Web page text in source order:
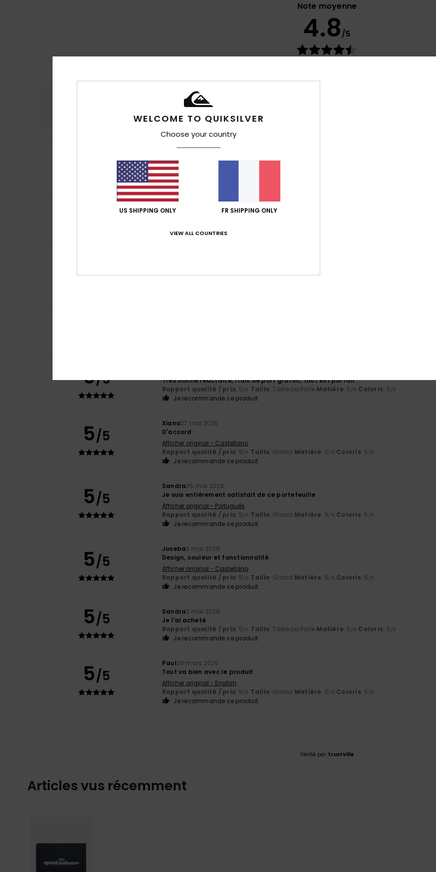
Note moyenne
4.8/5
Rapport qualité / prix
Super produit
Rapport qualité / prix
Je recommande ce produit
Olivier
5
Afficher original - Italiano
5/5
Très bonne réactivité, frais de port gratuit, tout est parfait
Rapport qualité / prix: 5 /5 Taille: Taille parfaite Matière: 5 /5 Coloris: 5 /5
Je recommande ce produit
5/5
Xiana27 mai 2026
D'accord
Afficher original - Castellano
Rapport qualité / prix: 5 /5 Taille: Grand Matière: 5 /5 Coloris: 5 /5
Je recommande ce produit
5/5
Sandra26 mai 2026
Je suis entièrement satisfait de ce portefeuille
Afficher original - Português
Rapport qualité / prix: 5 /5 Taille: Grand Matière: 5 /5 Coloris: 5 /5
Je recommande ce produit
5/5
Joseba3 mai 2026
Design, couleur et fonctionnalité
Afficher original - Castellano
Rapport qualité / prix: 5 /5 Taille: Grand Matière: 5 /5 Coloris: 5 /5
Je recommande ce produit
5/5 Sandra2 mai 2026
Je l'ai acheté
Rapport qualité / prix: 5 /5 Taille: Taille parfaite Matière: 5 /5 Coloris: 5 /5
Je recommande ce produit
5/5
Paul26 mars 2026
Tout va bien avec le produit
Afficher original - English
Rapport qualité / prix: 5 /5 Taille: Grand Matière: 5 /5 Coloris: 5 /5
Je recommande ce produit
Vérifié par TrustVille
Articles vus récemment
WELCOME TO QUIKSILVER
Choose your country
US SHIPPING ONLY FR SHIPPING ONLY
VIEW ALL COUNTRIES